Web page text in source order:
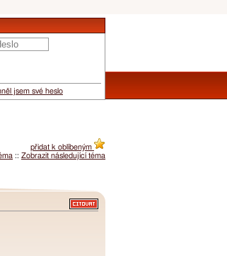
jsem své heslo
přidat k oblíbeným
:: Zobrazit následující téma